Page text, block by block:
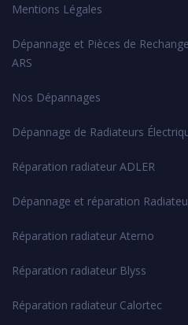
Mentions Légales
Dépannage et Pièces de
ARS
Nos Dépannages
Dépannage de Radiateurs
Réparation radiateur ADLER
Dépannage et réparation
Réparation radiateur Aterno
Réparation radiateur Blyss
Réparation radiateur Calortec